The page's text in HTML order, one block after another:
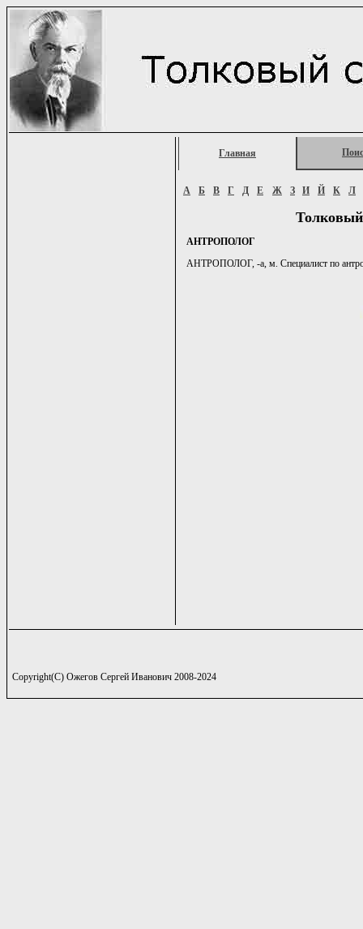
Главная
А Б В Г Д Е Ж З И Й К Л
АНТРОПОЛОГ
АНТРОПОЛОГ, -а, м. Специалист по
Copyright(C) Ожегов Сергей Иванович 2008-2024